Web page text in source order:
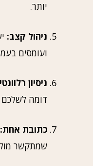
יותר.
ניהול קצב:
ועומסים
ניסיון
דומה לשלכם
כתובת אחת:
שמתקשר